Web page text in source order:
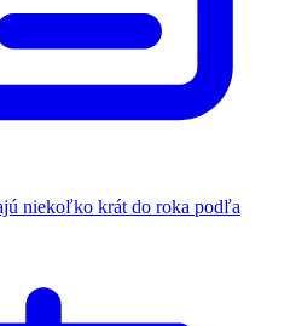
niekoľko krát do roka podľa